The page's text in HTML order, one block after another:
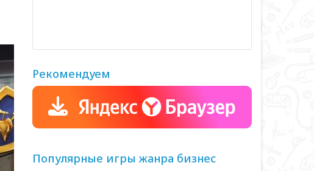
Рекомендуем
Популярные игры жанра бизнес